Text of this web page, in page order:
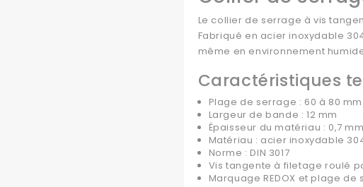
Le collier de serrage à vis
Fabriqué en acier inoxydable
même en environnement
Caractéristiques
Plage de serrage : 60 à 80 mm
Largeur de bande : 12 mm
Épaisseur du matériau : 0,7 mm
Matériau : acier inoxydable
Norme : DIN 3017
Vis tangente à filetage roulé
Marquage REDOX et plage